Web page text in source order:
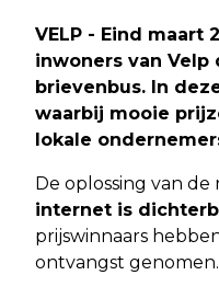
VELP - Eind maart
inwoners van Velp
brievenbus. In
waarbij mooie
lokale
De oplossing van de
internet is
prijswinnaars
ontvangst genomen.